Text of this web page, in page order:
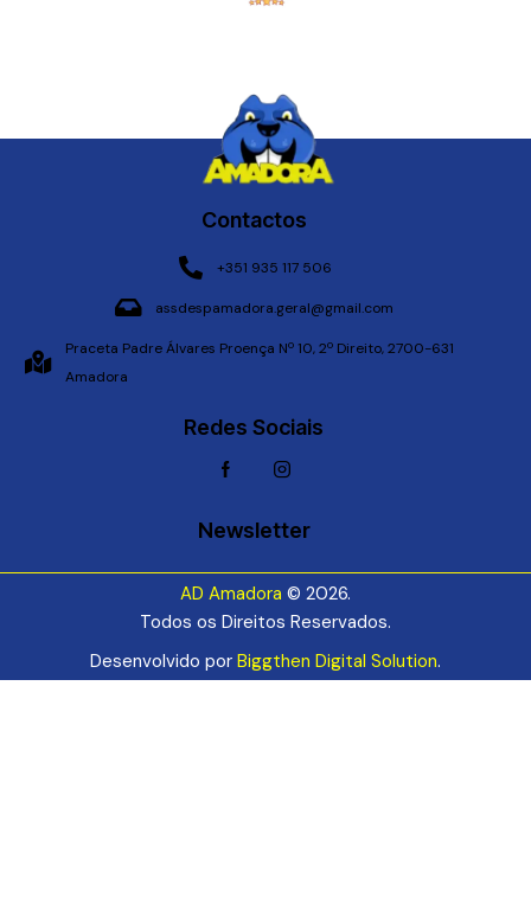
Contactos
+351 935 117 506
assdespamadora.geral@gmail.com
Praceta Padre Álvares Proença Nº 10, 2º Direito, 2700-631
Amadora
Redes Sociais
Newsletter
AD Amadora © 2026.
Todos os Direitos Reservados.
Desenvolvido por Biggthen Digital Solution.